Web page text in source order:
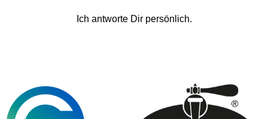
Ich antworte Dir persönlich.